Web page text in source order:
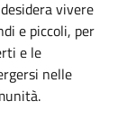
vivere
e piccoli, per
e le
nelle